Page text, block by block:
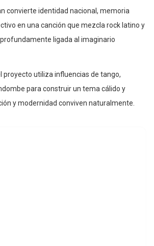
convierte identidad nacional, memoria
en una canción que mezcla rock latino y
ligada al imaginario
proyecto utiliza influencias de tango,
para construir un tema cálido y
y modernidad conviven naturalmente.